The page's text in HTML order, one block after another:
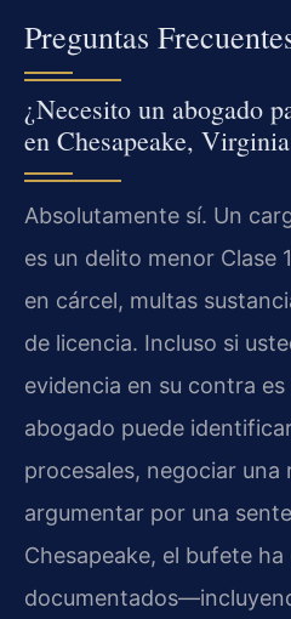
Preguntas
¿Necesito un abogado
en Chesapeake,
Absolutamente sí. Un
es un delito menor Clase
en cárcel, multas
de licencia. Incluso si
evidencia en su contra
abogado puede
procesales, negociar
argumentar por una
Chesapeake, el bufete